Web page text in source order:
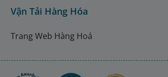
Vận Tải Hàng Hóa
Trang Web Hàng Hoá